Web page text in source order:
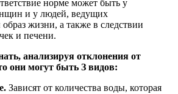
норме может быть у
и у людей, ведущих
образ жизни, а также в следствии
и печени.
анализируя отклонения от
они могут быть З видов:
Зависят от количества воды, которая